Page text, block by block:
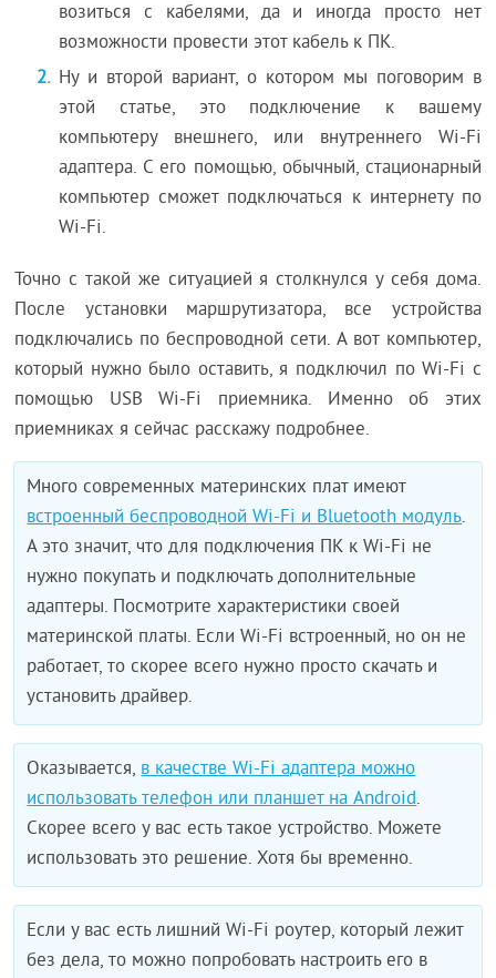
возиться с кабелями, да и иногда просто нет
возможности провести этот кабель к ПК.
Ну и второй вариант, о котором мы поговорим в
этой статье, это подключение к вашему
компьютеру внешнего, или внутреннего Wi-Fi
адаптера. С его помощью, обычный, стационарный
компьютер сможет подключаться к интернету по
Wi-Fi.
Точно с такой же ситуацией я столкнулся у себя дома.
После установки маршрутизатора, все устройства
подключались по беспроводной сети. А вот компьютер,
который нужно было оставить, я подключил по Wi-Fi с
помощью USB Wi-Fi приемника. Именно об этих
приемниках я сейчас расскажу подробнее.
Много современных материнских плат имеют
встроенный беспроводной Wi-Fi и Bluetooth модуль.
А это значит, что для подключения ПК к Wi-Fi не
нужно покупать и подключать дополнительные
адаптеры. Посмотрите характеристики своей
материнской платы. Если Wi-Fi встроенный, но он не
работает, то скорее всего нужно просто скачать и
установить драйвер.
Оказывается,в качестве Wi-Fi адаптера можно
использовать телефон или планшет на Android.
Скорее всего у вас есть такое устройство. Можете
использовать это решение. Хотя бы временно.
Если у вас есть лишний Wi-Fi роутер, который лежит
без дела, то можно попробовать настроить его в